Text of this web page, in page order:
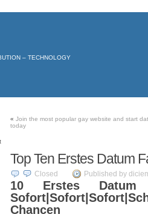
– TECHNOLOGY
« Join the most popular gay website and start
today
Top Ten Erstes Datum
Closed Published by
10 Erstes Datum
Chancen